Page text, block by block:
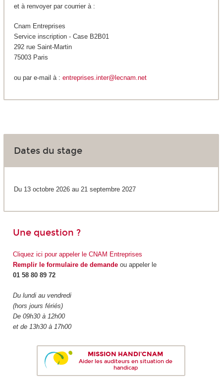
et à renvoyer par courrier à :
Cnam Entreprises
Service inscription - Case B2B01
292 rue Saint-Martin
75003 Paris
ou par e-mail à : entreprises.inter@lecnam.net
Dates du stage
Du 13 octobre 2026 au 21 septembre 2027
Une question ?
Cliquez ici pour appeler le CNAM Entreprises
Remplir le formulaire de demandeou appeler le
01 58 80 89 72
Du lundi au vendredi
(hors jours fériés)
De 09h30 à 12h00
et de 13h30 à 17h00
MISSION HANDI'CNAM
Aider les auditeurs en situation de
handicap